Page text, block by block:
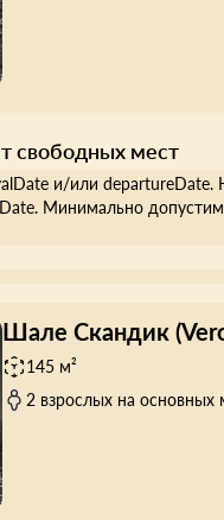
свободных мест
и/или departureDate.
Минимально
Шале Скандик
145 м²
2 взрослых на основных